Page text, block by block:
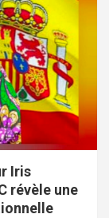
Iris
révèle une